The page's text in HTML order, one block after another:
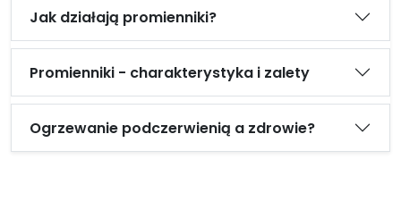
Jak działają promienniki?
Promienniki - charakterystyka i zalety
Ogrzewanie podczerwienią a zdrowie?